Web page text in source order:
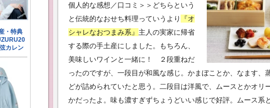
個人的な感想／口コミ＞＞どちらという
と伝統的なおせち料理っていうより
『オ
シャレなおつまみ系』 主人の実家に帰省
する際の手土産にしました。もちろん、
美味しいワインと一緒に！ ２段重ねだ
ったのですが、一段目が和風な感じ。かまぼことか、なます、
どが詰められていたと思う。二段目は洋風で、ムースとかオリ
かだったよ。味も濃すぎずちょうどいい感じで好評。ムース系